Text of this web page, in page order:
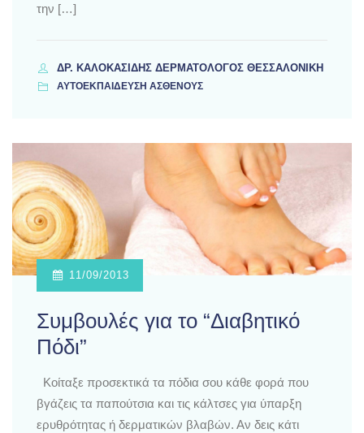
την […]
ΔΡ. ΚΑΛΟΚΑΣΊΔΗΣ ΔΕΡΜΑΤΟΛΌΓΟΣ ΘΕΣΣΑΛΟΝΊΚΗ
ΑΥΤΟΕΚΠΑΙΔΕΥΣΗ ΑΣΘΕΝΟΥΣ
11/09/2013
Συμβουλές για το “Διαβητικό
Πόδι”
Κοίταξε προσεκτικά τα πόδια σου κάθε φορά που
βγάζεις τα παπούτσια και τις κάλτσες για ύπαρξη
ερυθρότητας ή δερματικών βλαβών. Αν δεις κάτι